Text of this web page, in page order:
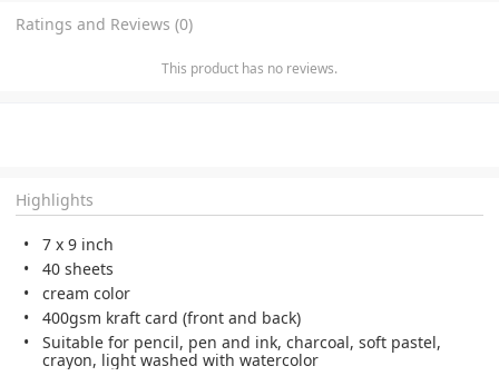
Ratings and Reviews (0)
This product has no reviews.
Highlights
7 x 9 inch
40 sheets
cream color
400gsm kraft card (front and back)
Suitable for pencil, pen and ink, charcoal, soft pastel,
crayon, light washed with watercolor